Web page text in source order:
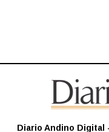
Diario Andino Digital